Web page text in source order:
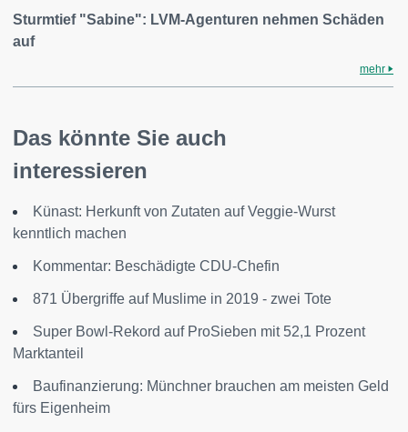
Sturmtief "Sabine": LVM-Agenturen nehmen Schäden
auf
mehr
Das könnte Sie auch
interessieren
Künast: Herkunft von Zutaten auf Veggie-Wurst
kenntlich machen
Kommentar: Beschädigte CDU-Chefin
871 Übergriffe auf Muslime in 2019 - zwei Tote
Super Bowl-Rekord auf ProSieben mit 52,1 Prozent
Marktanteil
Baufinanzierung: Münchner brauchen am meisten Geld
fürs Eigenheim